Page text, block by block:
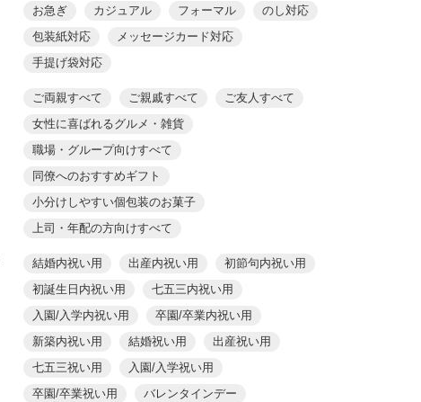
お急ぎ カジュアル フォーマル
のし対応
包装紙対応
メッセージカード対応
手提げ袋対応
ご両親すべて ご親戚すべて
ご友人すべて
女性に喜ばれるグルメ・雑貨
職場・グループ向けすべて
同僚へのおすすめギフト
小分けしやすい個包装のお菓子
上司・年配の方向けすべて
結婚内祝い用 出産内祝い用
初節句内祝い用
初誕生日内祝い用
七五三内祝い用
入園/入学内祝い用
卒園/卒業内祝い用
新築内祝い用
結婚祝い用
出産祝い用
七五三祝い用
入園/入学祝い用
卒園/卒業祝い用
バレンタインデー